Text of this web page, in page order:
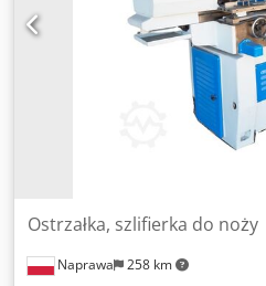
Naprawa 258 km
Ostrzałka, szlifierka do noży